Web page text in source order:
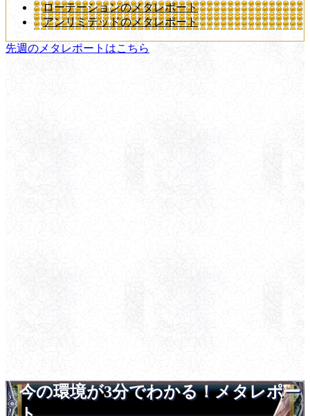
ローテーションのメタレポート
アンリミテッドのメタレポート
先週のメタレポートはこちら
今の環境が3分でわかる！メタレポー